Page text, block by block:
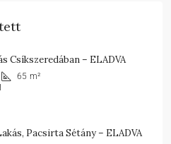
Csíkszeredában – ELADVA
65 m²
Pacsirta Sétány – ELADVA